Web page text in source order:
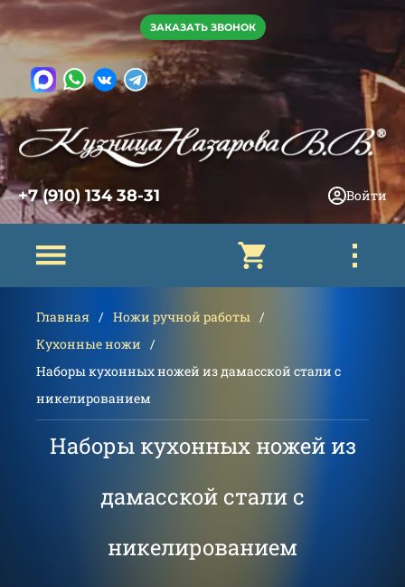
ЗАКАЗАТЬ ЗВОНОК
+7 (910) 134 38-31 Войти
Главная
Ножи ручной работы
Кухонные ножи
Наборы кухонных ножей из дамасской стали с
никелированием
Наборы кухонных ножей из
дамасской стали с
никелированием